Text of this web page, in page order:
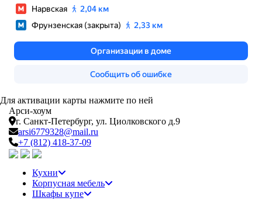
Для активации карты нажмите по ней
Арси-хоум
г. Санкт-Петербург, ул. Циолковского д.9
arsi6779328@mail.ru
+7 (812) 418-37-09
Кухни
Корпусная мебель
Шкафы купе